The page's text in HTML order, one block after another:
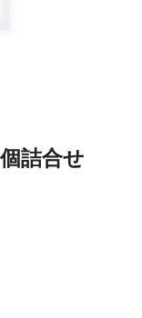
詰合せ